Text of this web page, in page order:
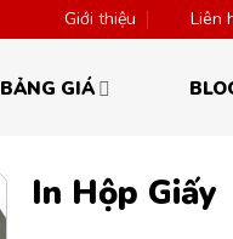
Giới thiệu Liên
BẢNG GIÁ
In Hộp Giấy